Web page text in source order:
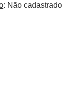
: Não cadastrado